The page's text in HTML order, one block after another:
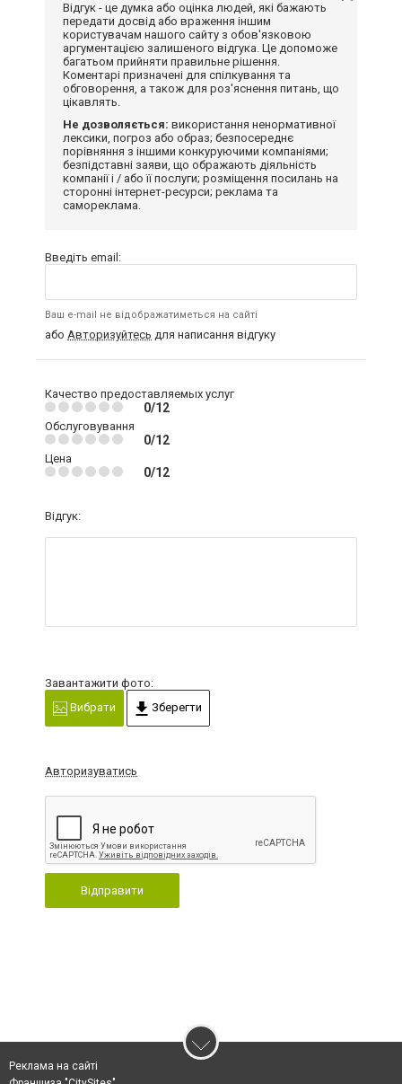
Відгук - це думка або оцінка людей, які бажають
передати досвід або враження іншим
користувачам нашого сайту з обов'язковою
аргументацією залишеного відгука. Це допоможе
багатьом прийняти правильне рішення.
Коментарі призначені для спілкування та
обговорення, а також для роз'яснення питань, що
цікавлять.
Не дозволяється: використання ненормативної
лексики, погроз або образ; безпосереднє
порівняння з іншими конкуруючими компаніями;
безпідставні заяви, що ображають діяльність
компанії і / або її послуги; розміщення посилань на
сторонні інтернет-ресурси; реклама та
самореклама.
Введіть email:
Ваш e-mail не відображатиметься на сайті
або Авторизуйтесь для написання відгуку
Качество предоставляемых услуг
0/12
Обслуговування
0/12
Цена
0/12
Відгук:
Завантажити фото:
Вибрати
Зберегти
Авторизуватись
Відправити
Реклама на сайті